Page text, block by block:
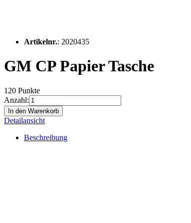
Artikelnr.: 2020435
GM CP Papier Tasche
120 Punkte
Anzahl:
In den Warenkorb
Detailansicht
Beschreibung